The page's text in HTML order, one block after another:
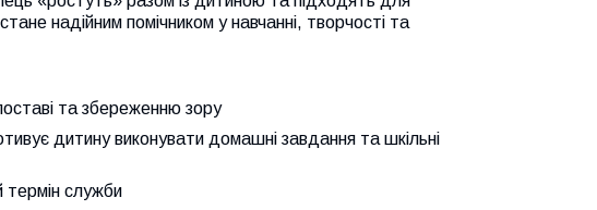
надійним помічником у навчанні, творчості та
та збереженню зору
дитину виконувати домашні завдання та шкільні
термін служби